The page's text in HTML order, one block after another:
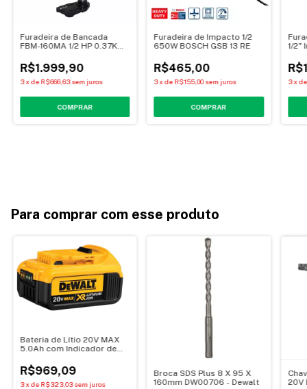
Furadeira de Bancada
FBM-160MA 1/2 HP 0.37KW
Chave - Motomil
R$1.999,90
3xdeR$666,63 sem juros
COMPRAR
Furadeira de Impacto 1/2
650W BOSCH GSB 13 RE
R$465,00
3xdeR$155,00 sem juros
COMPRAR
1/2"
3x
Para comprar com esse produto
Bateria de Lítio 20V MAX
5.0Ah com Indicador de
R$969,09
3xdeR$323,03 sem juros
Broca SDS Plus 8 X 95 X
160mm DW00706 - Dewalt
20V